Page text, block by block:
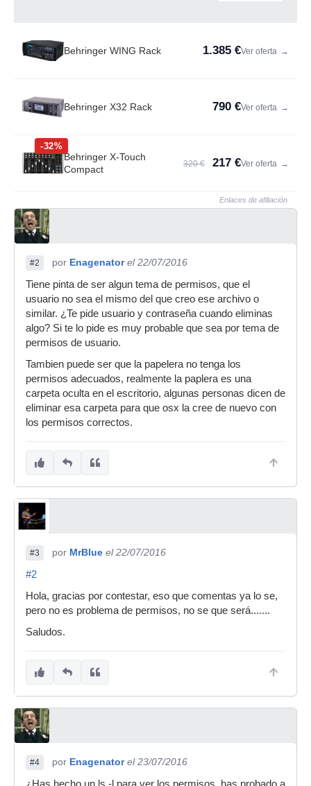
Behringer WING Rack 1.385 €Ver oferta →
Behringer X32 Rack 790 €Ver oferta →
-32%
Behringer X-Touch
Compact
320 € 217 €Ver oferta →
Enlaces de afiliación
#2 por Enagenator el 22/07/2016
Tiene pinta de ser algun tema de permisos, que el
usuario no sea el mismo del que creo ese archivo o
similar. ¿Te pide usuario y contraseña cuando eliminas
algo? Si te lo pide es muy probable que sea por tema de
permisos de usuario.
Tambien puede ser que la papelera no tenga los
permisos adecuados, realmente la paplera es una
carpeta oculta en el escritorio, algunas personas dicen de
eliminar esa carpeta para que osx la cree de nuevo con
los permisos correctos.
#3 por MrBlue el 22/07/2016
#2
Hola, gracias por contestar, eso que comentas ya lo se,
pero no es problema de permisos, no se que será.......
Saludos.
#4 por Enagenator el 23/07/2016